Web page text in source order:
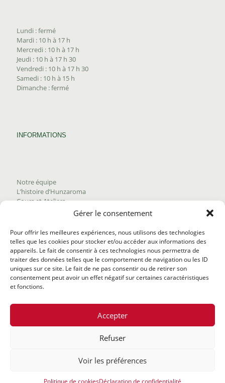
Gérer le consentement
Pour offrir les meilleures expériences, nous utilisons des technologies
telles que les cookies pour stocker et/ou accéder aux informations des
appareils. Le fait de consentir à ces technologies nous permettra de
traiter des données telles que le comportement de navigation ou les ID
uniques sur ce site. Le fait de ne pas consentir ou de retirer son
consentement peut avoir un effet négatif sur certaines caractéristiques
et fonctions.
Accepter
Refuser
Voir les préférences
Politique de cookiesDéclaration de confidentialité
Lundi : fermé
Mardi : 10 h à 17 h
Mercredi : 10 h à 17 h
Jeudi : 10 h à 17 h 30
Vendredi : 10 h à 17 h 30
Samedi : 10 h à 15 h
Dimanche : fermé
INFORMATIONS
Notre équipe
L’histoire d’Hunzaroma
Cours et Ateliers
Trouver nos produits
Politique de frais d'envoi
Termes et conditions
Politique de remboursement
web